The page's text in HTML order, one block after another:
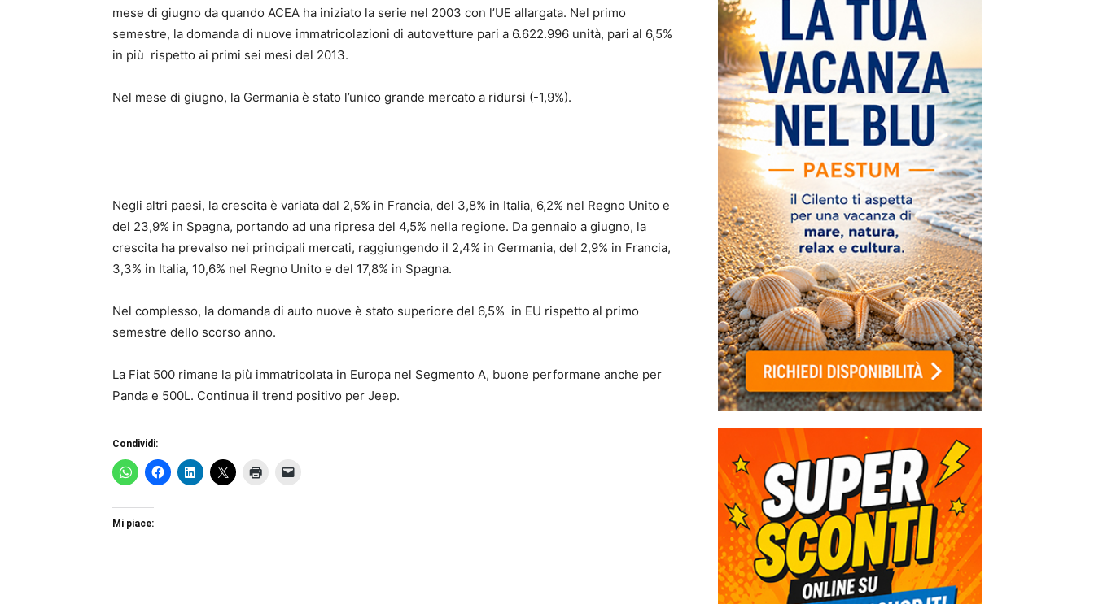
mese di giugno da quando ACEA ha iniziato la serie nel 2003 con l’UE allargata. Nel primo
semestre, la domanda di nuove immatricolazioni di autovetture pari a 6.622.996 unità, pari al 6,5%
in più rispetto ai primi sei mesi del 2013.
Nel mese di giugno, la Germania è stato l’unico grande mercato a ridursi (-1,9%).
Negli altri paesi, la crescita è variata dal 2,5% in Francia, del 3,8% in Italia, 6,2% nel Regno Unito e
del 23,9% in Spagna, portando ad una ripresa del 4,5% nella regione. Da gennaio a giugno, la
crescita ha prevalso nei principali mercati, raggiungendo il 2,4% in Germania, del 2,9% in Francia,
3,3% in Italia, 10,6% nel Regno Unito e del 17,8% in Spagna.
Nel complesso, la domanda di auto nuove è stato superiore del 6,5% in EU rispetto al primo
semestre dello scorso anno.
La Fiat 500 rimane la più immatricolata in Europa nel Segmento A, buone performane anche per
Panda e 500L. Continua il trend positivo per Jeep.
Condividi:
Mi piace: